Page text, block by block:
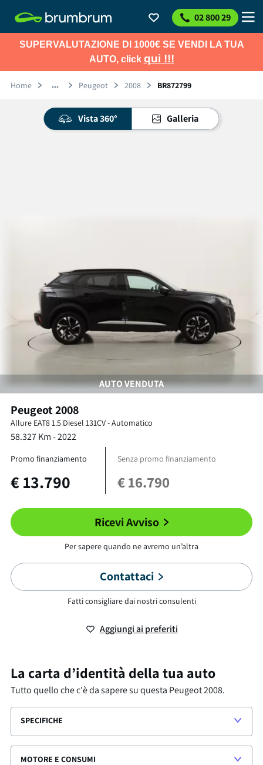
02 800 29
SUPERVALUTAZIONE DI 1000€ SE VENDI LA TUA
AUTO, click qui !!!
Home Peugeot 2008 BR872799
Vista 360° Galleria
AUTO VENDUTA
Peugeot2008
Allure EAT81.5 Diesel 131CV-Automatico
58.327Km -2022
Promo finanziamento
€13.790
Senza promo finanziamento
€16.790
Ricevi Avviso
Per sapere quando ne avremo un’altra
Contattaci
Fatti consigliare dai nostri consulenti
Aggiungi ai preferiti
La carta d’identità della tua auto
Tutto quello che c'è da sapere su questa Peugeot 2008.
SPECIFICHE
MOTORE E CONSUMI